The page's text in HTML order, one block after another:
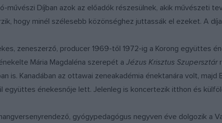
művészi Díjban azok az előadók részesülnek, akik művészeti
hogy minél szélesebb közönséghez juttassák el ezeket. A
zeneszerző, producer 1969-től 1972-ig a Korong együttes
Mária Magdaléna szerepét a Jézus Krisztus Szupersztár
is. Kanadában az ottawai zeneakadémia énektanára volt,
együttes énekesnője lett. Jelenleg is koncertezik itthon és
gyógypedagógus negyven éve dolgozik a